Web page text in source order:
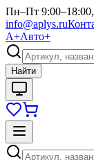
Пн–Пт
info@aplys.ru
А+Авто+
Найти